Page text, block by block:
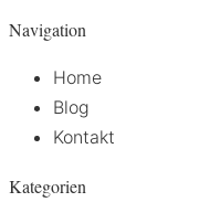
Navigation
Home
Blog
Kontakt
Kategorien